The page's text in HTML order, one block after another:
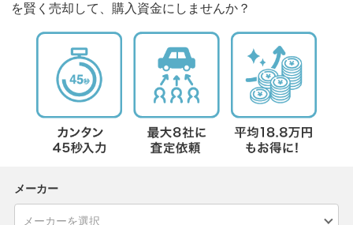
を賢く売却して、購入資金にしませんか？
メーカー